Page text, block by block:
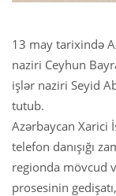
13 may tarixində
naziri Ceyhun
işlər naziri Seyid
tutub.
Azərbaycan Xarici
telefon danışığı
regionda mövcud
prosesinin